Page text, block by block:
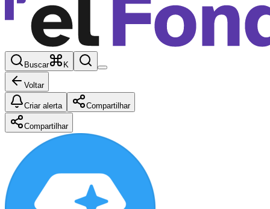
Buscar K
Voltar
Criar alerta Compartilhar
Compartilhar